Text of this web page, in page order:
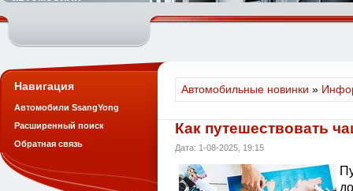
Автомобильные новинки »
Как путешествовать
Дата: 1-08-2025, 19:15
Навигация
Автомобили SsangYong
Расширенный поиск
Обратная связь